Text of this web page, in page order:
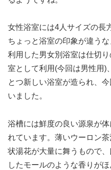
女性浴室には4人サイズの長
ちょっと浴室の印象が違う
利用した男女別浴室は仕切
室として利用(今回は男性用)
とつ新しい浴室が造られ、
いました。
浴槽には鮮度の良い源泉が
れています。薄いウーロン
状湯花が大量に舞うもので
したモールのような香りが